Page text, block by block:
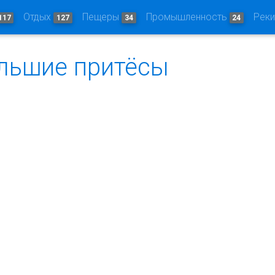
Отдых 127 Пещеры 34 Промышленность 24
притёсы